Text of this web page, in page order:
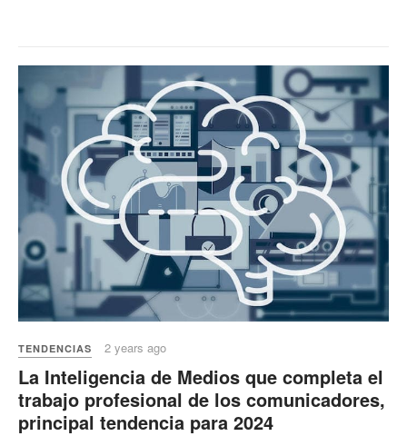
TENDENCIAS 2 years ago
La Inteligencia de Medios que completa el
trabajo profesional de los comunicadores,
principal tendencia para 2024